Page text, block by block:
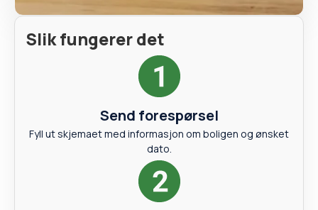
Slik fungerer det
Send forespørsel
Fyll ut skjemaet med informasjon om boligen og ønsket
dato.